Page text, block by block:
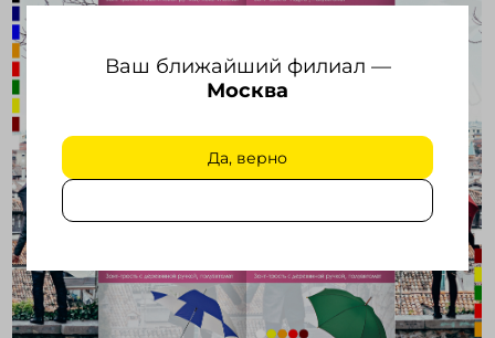
Ваш ближайший филиал —
Москва
Да, верно